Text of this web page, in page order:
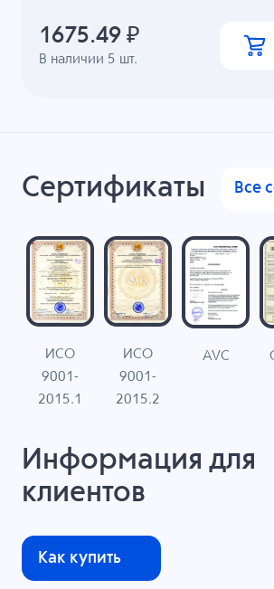
В наличии 5 шт.
1675.49 ₽
Сертификаты Все
ИСО
9001-
2015.1
ИСО
9001-
2015.2
AVC
Информация для
клиентов
Как купить